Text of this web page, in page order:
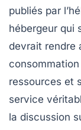
publiés par
hébergeur qui
devrait rendre
ressources et
service
la discussion